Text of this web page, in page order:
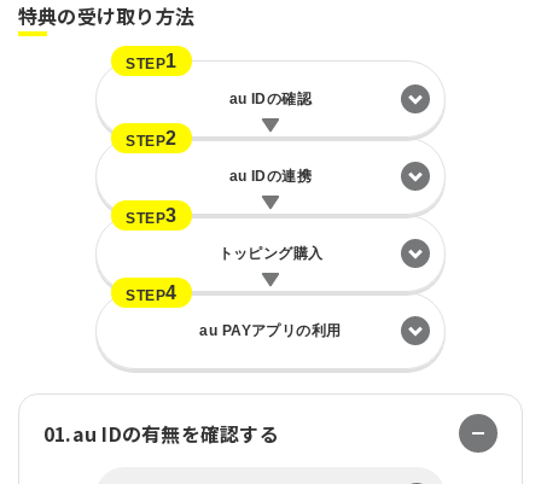
特典の受け取り方法
STEP1
au IDの確認
STEP2
au IDの連携
STEP3
トッピング購入
STEP4
au PAYアプリの利用
01.au IDの有無を確認する